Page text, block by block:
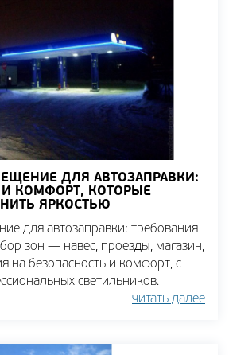
ДЛЯ АВТОЗАПРАВКИ:
И КОМФОРТ, КОТОРЫЕ
ЯРКОСТЬЮ
для автозаправки: требования
зон — навес, проезды, магазин,
на безопасность и комфорт, с
светильников.
читать далее